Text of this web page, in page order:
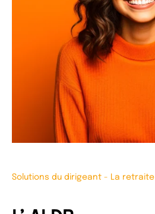
Solutions du dirigeant - La retraite